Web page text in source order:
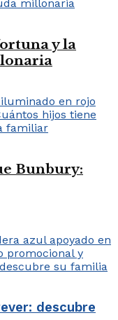
y la
Bunbury:
descubre